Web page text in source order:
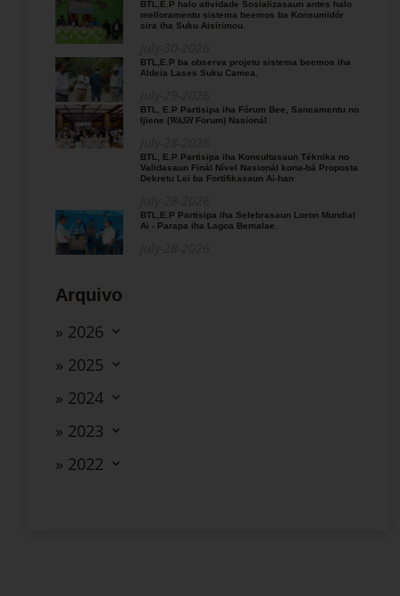
BTL,E.P halo atividade Sosializasaun antes halo
melloramentu sistema beemos ba Konsumidór
sira iha Suku Aisirimou.
BTL,E.P ba observa projetu sistema beemos iha
Aldeia Lases Suku Camea.
BTL, E.P Partisipa iha Fórum Bee, Saneamentu no
Ijiene (𝑊𝐴𝑆𝐻 Forum) Nasionál
BTL, E.P Partisipa iha Konsultasaun Téknika no
Validasaun Finál Nível Nasionál kona-bá Proposta
Dekretu Lei ba Fortifikasaun Ai-han
BTL,E.P Partisipa iha Selebrasaun Loron Mundial
Ai - Parapa iha Lagoa Bemalae.
Arquivo
» 2026
» 2025
» 2024
» 2023
» 2022